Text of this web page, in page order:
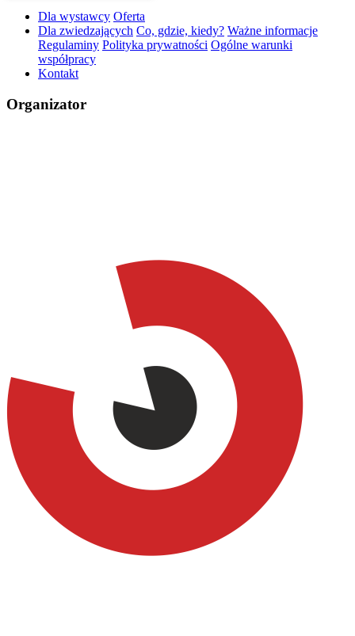
Dla wystawcy Oferta
Dla zwiedzających Co, gdzie, kiedy? Ważne informacje
Regulaminy Polityka prywatności Ogólne warunki
współpracy
Kontakt
Organizator